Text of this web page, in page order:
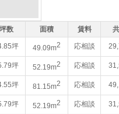
坪数 面積 賃料
坪 49.09m2 応相談
坪 52.19m2 応相談
坪 81.15m2 応相談
坪 52.19m2 応相談